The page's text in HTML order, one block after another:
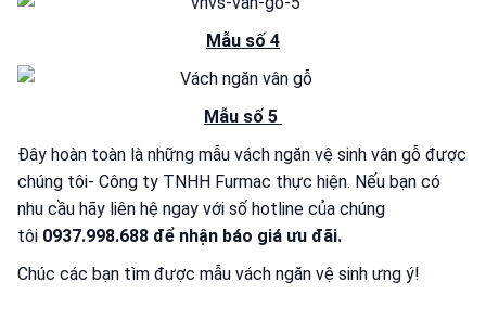
Mẫu số 4
Mẫu số 5
Đây hoàn toàn là những mẫu vách ngăn vệ sinh vân gỗ được
chúng tôi- Công ty TNHH Furmac thực hiện. Nếu bạn có
nhu cầu hãy liên hệ ngay với số hotline của chúng
tôi 0937.998.688 để nhận báo giá ưu đãi.
Chúc các bạn tìm được mẫu vách ngăn vệ sinh ưng ý!